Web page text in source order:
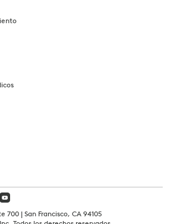
700 | San Francisco, CA 94105